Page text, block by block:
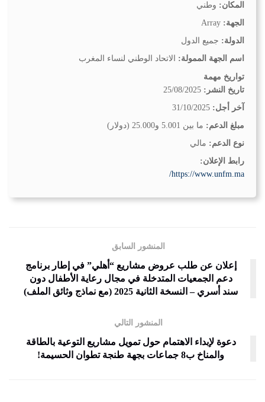
المكان: وطني
الجهة: Array
الدولة: جميع الدول
اسم الجهة الممولة:
الاتحاد الوطني لنساء المغرب
تواريخ مهمة
تاريخ النشر: 25/08/2025
آخر أجل: 31/10/2025
مبلغ الدعم: ما بين 5.001 و25.000 (دولار)
نوع الدعم: مالي
رابط الإعلان:
https://www.unfm.ma/
المنشور السابق
إعلان عن طلب عروض مشاريع “أهلي” في إطار برنامج
دعم الجمعيات المتدخلة في مجال رعاية الأطفال دون
سند أسري – النسخة الثانية 2025 (مع نماذج وثائق الملف)
المنشور التالي
دعوة لإبداء الاهتمام حول تمويل مشاريع التوعية بالطاقة
والمناخ ب8 جماعات بجهة طنجة تطوان الحسيمة!